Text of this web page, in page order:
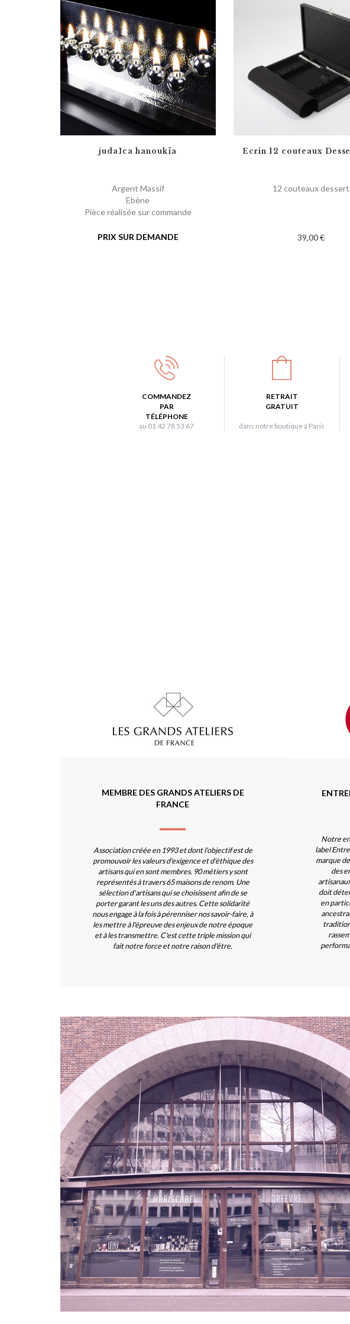
judaÏca hanoukïa
Argent Massif
Ebène
Pièce réalisée sur commande
PRIX SUR DEMANDE
Ecrin 12 couteaux
12 couteaux dessert
39,00 €
COMMANDEZ
PAR
TÉLÉPHONE
au 01 42 78 53 67
RETRAIT
GRATUIT
dans notre boutique à Paris
MEMBRE DES GRANDS ATELIERS DE
FRANCE
Association créée en 1993 et dont l'objectif est de
promouvoir les valeurs d'exigence et d'éthique des
artisans qui en sont membres. 90 métiers y sont
représentés à travers 65 maisons de renom. Une
sélection d'artisans qui se choisissent afin de se
porter garant les uns des autres. Cette solidarité
nous engage à la fois à pérenniser nos savoir-faire, à
les mettre à l'épreuve des enjeux de notre époque
et à les transmettre. C'est cette triple mission qui
fait notre force et notre raison d'être.
Notre
label
marque
des
doit
en